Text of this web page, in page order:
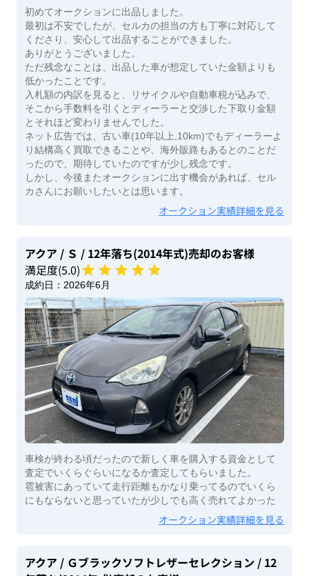
初めてオークションに出品しました。
最初は不安でしたが、セルカの担当の方も丁寧に対応して
くださり、安心して出品することができました。
ありがとうございました。
ただ残念なことは、出品した車が想定していた金額よりも
低かったことです。
入札額の内訳を見ると、リサイクルや自動車税が込みで、
そこから手数料を引くとディーラーと交渉した下取り金額
とそれほど変わりませんでした。
ネット広告では、古い車(10年以上,10km)でもディーラーよ
り結構高く買取できることや、海外販路もあるとのことだ
ったので、期待していたのですが少し残念です。
しかし、今後またオークションに出す機会があれば、セル
カさんにお願いしたいとは思います。
オークション実績詳細を見る
アクア / Ｓ / 12年落ち(2014年式)売却のお客様
満足度(5.0)
成約日： 2026年6月
車検が終わる頃だったので新しく車を購入する資金として
査定でいくらぐらいになるか査定してもらいました。
雹被害にあっていて走行距離もかなり乗ってるのでいくら
にもならないと思っていたが少しでも高く売れてよかった
オークション実績詳細を見る
アクア / Ｇブラックソフトレザーセレクション / 12